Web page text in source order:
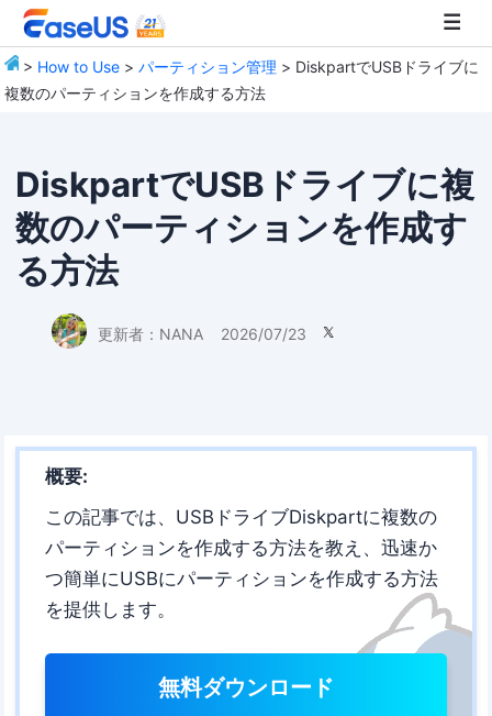
> How to Use >パーティション管理 > DiskpartでUSBドライブに
複数のパーティションを作成する方法
DiskpartでUSBドライブに複
数のパーティションを作成す
る方法
更新者： NANA 2026/07/23 
概要:
この記事では、USBドライブDiskpartに複数の
パーティションを作成する方法を教え、迅速か
つ簡単にUSBにパーティションを作成する方法
を提供します。
無料ダウンロード